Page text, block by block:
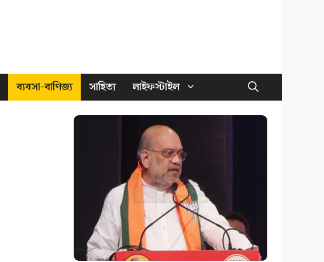
ব্যবসা-বাণিজ্য সাহিত্য লাইফস্টাইল